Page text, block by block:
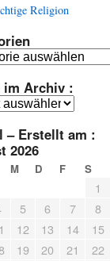
Religion
im Archiv :
– Erstellt am :
2026
M D F S
1
5 6 7
8
12 13 14
15
19 20 21
22